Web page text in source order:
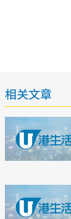
相关文章